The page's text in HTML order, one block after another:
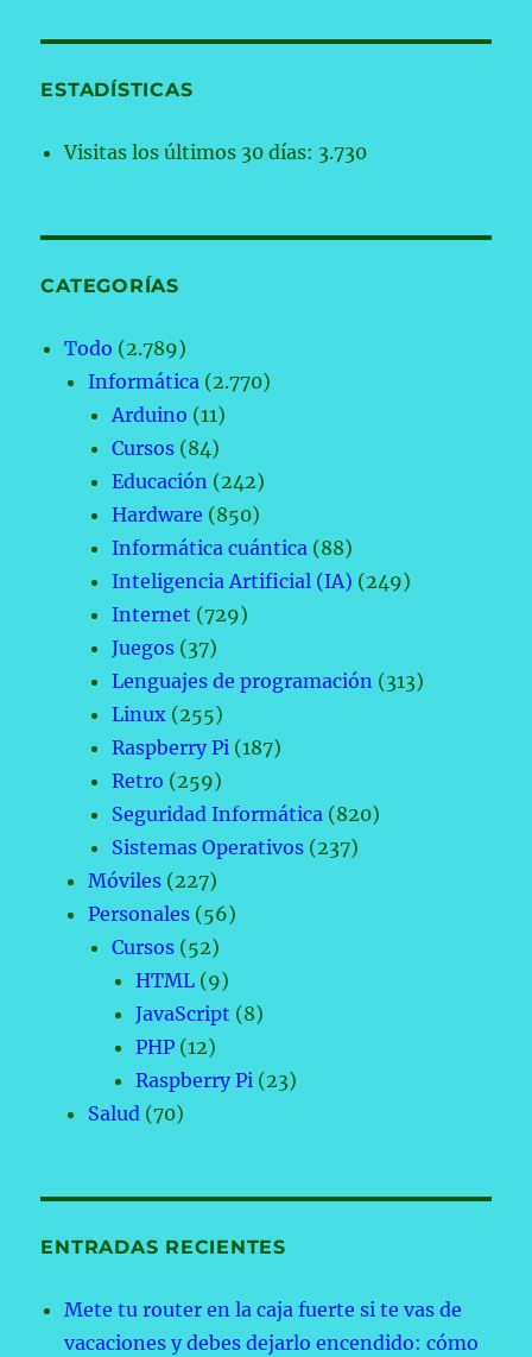
ESTADÍSTICAS
Visitas los últimos 30 días: 3.730
CATEGORÍAS
Todo (2.789)
Informática (2.770)
Arduino (11)
Cursos (84)
Educación (242)
Hardware (850)
Informática cuántica (88)
Inteligencia Artificial (IA) (249)
Internet (729)
Juegos (37)
Lenguajes de programación (313)
Linux (255)
Raspberry Pi (187)
Retro (259)
Seguridad Informática (820)
Sistemas Operativos (237)
Móviles (227)
Personales (56)
Cursos (52)
HTML (9)
JavaScript (8)
PHP (12)
Raspberry Pi (23)
Salud (70)
ENTRADAS RECIENTES
Mete tu router en la caja fuerte si te vas de
vacaciones y debes dejarlo encendido: cómo